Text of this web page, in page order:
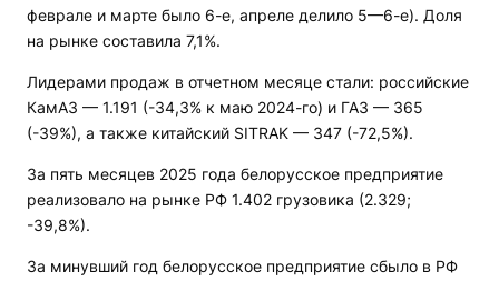
феврале и марте было 6-е, апреле делило 5—6-е). Доля
на рынке составила 7,1%.
Лидерами продаж в отчетном месяце стали: российские
КамАЗ — 1.191 (-34,3% к маю 2024-го) и ГАЗ — 365
(-39%), а также китайский SITRAK — 347 (-72,5%).
За пять месяцев 2025 года белорусское предприятие
реализовало на рынке РФ 1.402 грузовика (2.329;
-39,8%).
За минувший год белорусское предприятие сбыло в РФ